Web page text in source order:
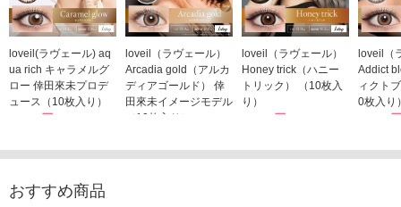
loveil(ラヴェール) aq
ua rich キャラメルグ
ロー 倖田來未プロデ
ュース（10枚入り）
1,760円
loveil（ラヴェール）
Arcadia gold（アルカ
ディアゴールド） 倖
田來未イメージモデル
（10枚入り）
loveil（ラヴェール）
Honey trick（ハニー
トリック） （10枚入
り）
1,760円
loveil（
Addict
ィクト
0枚入り
1,760
おすすめ商品